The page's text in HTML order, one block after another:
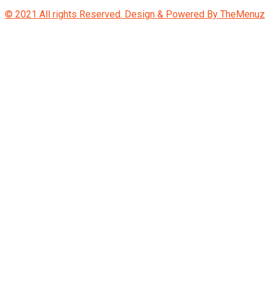
© 2021 All rights Reserved. Design & Powered By TheMenuz